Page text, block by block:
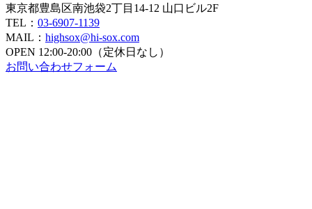
東京都豊島区南池袋2丁目14-12 山口ビル2F
TEL： 03-6907-1139
MAIL： highsox@hi-sox.com
OPEN 12:00-20:00（定休日なし）
お問い合わせフォーム